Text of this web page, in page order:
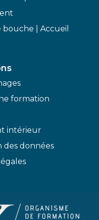
bouche | Accueil
formation
intérieur
des données